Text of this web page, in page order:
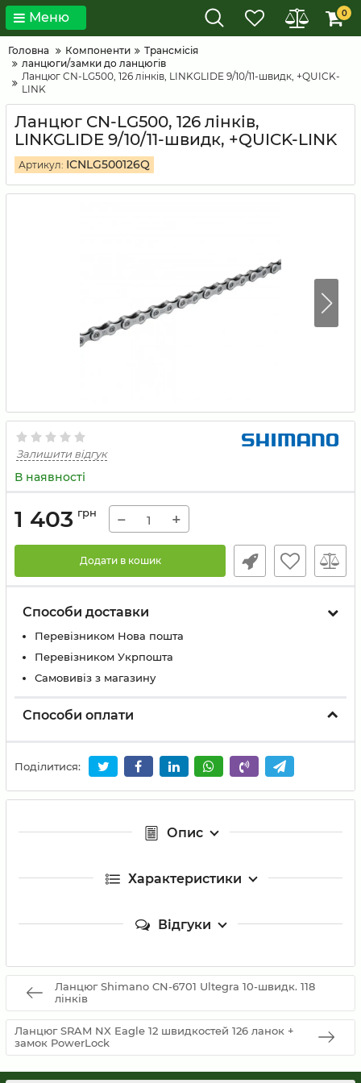
Меню 0
Головна Компоненти
Трансмісія
ланцюги/замки до ланцюгів
Ланцюг CN-LG500, 126 лінків, LINKGLIDE 9/10/11-швидк, +QUICK-
LINK
Ланцюг CN-LG500, 126 лінків,
LINKGLIDE 9/10/11-швидк, +QUICK-LINK
Артикул: ICNLG500126Q
Залишити відгук
В наявності
1 403 грн − +
Додати в кошик
Способи доставки
Перевізником Нова пошта
Перевізником Укрпошта
Самовивіз з магазину
Способи оплати
Поділитися:
Опис
Характеристики
Відгуки
Ланцюг Shimano CN-6701 Ultegra 10-швидк. 118
лінків
Ланцюг SRAM NX Eagle 12 швидкостей 126 ланок +
замок PowerLock